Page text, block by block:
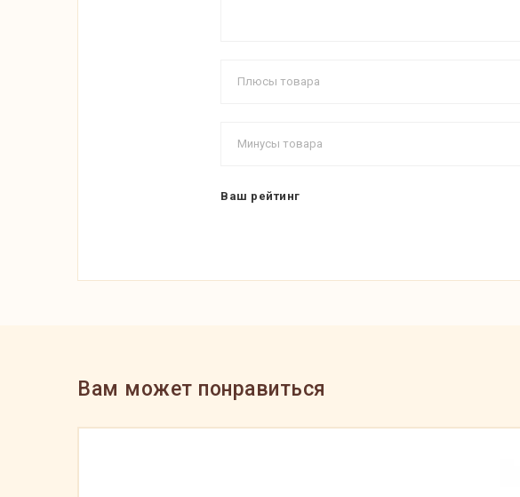
Ваш рейтинг
Вам может понравиться